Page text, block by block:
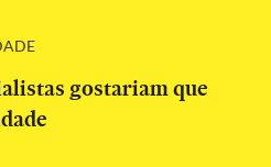
gostariam que